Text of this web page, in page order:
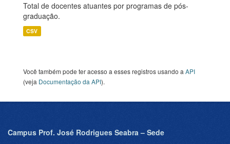
Total de docentes atuantes por programas de pós-
graduação.
CSV
Você também pode ter acesso a esses registros usando a API
(veja Documentação da API).
Campus Prof. José Rodrigues Seabra – Sede